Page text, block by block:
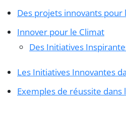
Des projets innovants
Innover pour le Climat
Des Initiatives
Les Initiatives Innovantes
Exemples de réussite